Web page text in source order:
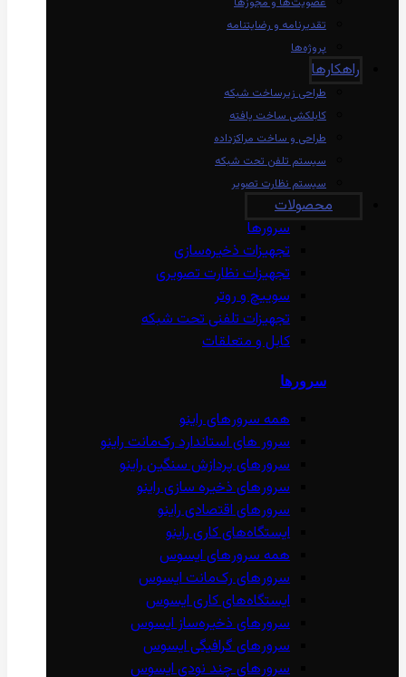
تقدیرنامه و رضایتنامه
پروژه‌ها
راهکارها
طراحی زیرساخت شبکه
کابلکشی ساخت یافته
طراحی و ساخت مراکزداده
سیستم تلفن تحت شبکه
سیستم نظارت تصویر
محصولات
سرورها
تجهیزات ذخیره‌سازی
تجهیزات نظارت تصویری
سوییچ و روتر
تجهیزات تلفنی تحت شبکه
کابل و متعلقات
سرورها
همه سرور‌های راینو
سرور ‌های استاندارد رک‌مانت راینو
سرور‌های پردازش سنگین راینو
سرور‌های ذخیره سازی راینو
سرور‌های اقتصادی راینو
ایستگاه‌های کاری راینو
همه سرور‌های ایسوس
سرور‌های رک‌مانت ایسوس
ایستگاه‌های کاری ایسوس
سرور‌های ذخیره‌ساز ایسوس
سرور‌های گرافیگی ایسوس
سرور‌های چند نودی ایسوس